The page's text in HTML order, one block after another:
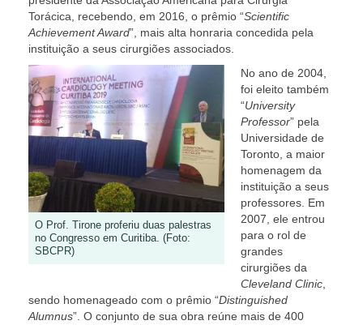
Torácica, recebendo, em 2016, o prêmio “Scientific
Achievement Award”, mais alta honraria concedida pela
instituição a seus cirurgiões associados.
O Prof. Tirone proferiu duas palestras
no Congresso em Curitiba. (Foto:
SBCPR)
No ano de 2004,
foi eleito também
“University
Professor” pela
Universidade de
Toronto, a maior
homenagem da
instituição a seus
professores. Em
2007, ele entrou
para o rol de
grandes
cirurgiões da
Cleveland Clinic
sendo homenageado com o prêmio “Distinguished
Alumnus”. O conjunto de sua obra reúne mais de 400